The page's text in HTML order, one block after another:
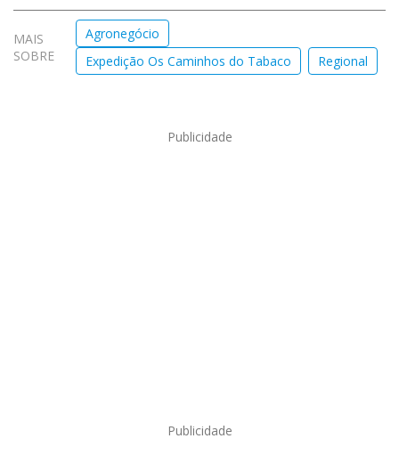
MAIS
SOBRE
Agronegócio
Expedição Os Caminhos do Tabaco
Regional
Publicidade
Publicidade